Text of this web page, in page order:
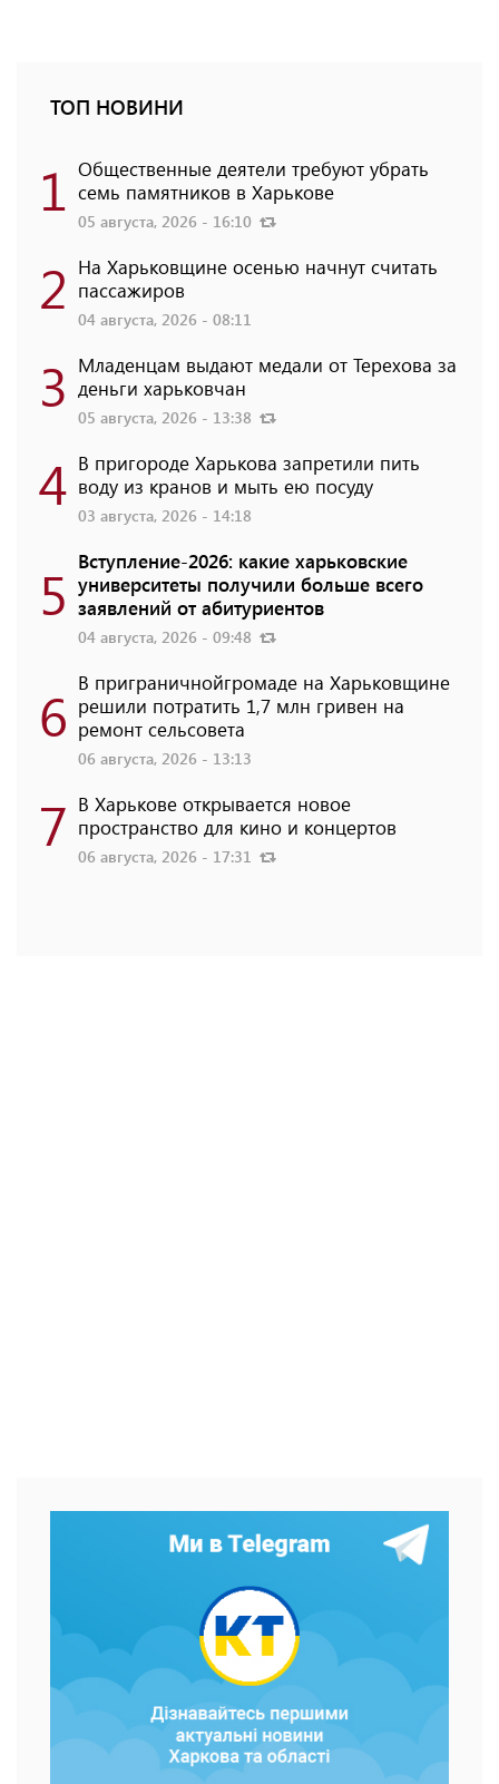
ТОП НОВИНИ
1 Общественные деятели требуют убрать
семь памятников в Харькове
05 августа, 2026 - 16:10
2 На Харьковщине осенью начнут считать
пассажиров
04 августа, 2026 - 08:11
3 Младенцам выдают медали от Терехова за
деньги харьковчан
05 августа, 2026 - 13:38
4 В пригороде Харькова запретили пить
воду из кранов и мыть ею посуду
03 августа, 2026 - 14:18
5 Вступление-2026: какие харьковские
университеты получили больше всего
заявлений от абитуриентов
04 августа, 2026 - 09:48
6 В приграничнойгромаде на Харьковщине
решили потратить 1,7 млн ​​гривен на
ремонт сельсовета
06 августа, 2026 - 13:13
7 В Харькове открывается новое
пространство для кино и концертов
06 августа, 2026 - 17:31